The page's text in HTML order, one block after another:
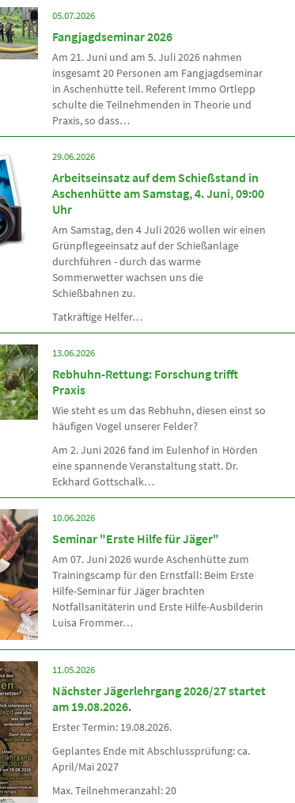
05.07.2026
Fangjagdseminar 2026
Am 21. Juni und am 5. Juli 2026 nahmen
insgesamt 20 Personen am Fangjagdseminar
in Aschenhütte teil. Referent Immo Ortlepp
schulte die Teilnehmenden in Theorie und
Praxis, so dass…
29.06.2026
Arbeitseinsatz auf dem Schießstand in
Aschenhütte am Samstag, 4. Juni, 09:00
Uhr
Am Samstag, den 4 Juli 2026 wollen wir einen
Grünpflegeeinsatz auf der Schießanlage
durchführen - durch das warme
Sommerwetter wachsen uns die
Schießbahnen zu.
Tatkräftige Helfer…
13.06.2026
Rebhuhn-Rettung: Forschung trifft
Praxis
Wie steht es um das Rebhuhn, diesen einst so
häufigen Vogel unserer Felder?
Am 2. Juni 2026 fand im Eulenhof in Hörden
eine spannende Veranstaltung statt. Dr.
Eckhard Gottschalk…
10.06.2026
Seminar "Erste Hilfe für Jäger"
Am 07. Juni 2026 wurde Aschenhütte zum
Trainingscamp für den Ernstfall: Beim Erste
Hilfe-Seminar für Jäger brachten
Notfallsanitäterin und Erste Hilfe-Ausbilderin
Luisa Frommer…
11.05.2026
Nächster Jägerlehrgang 2026/27 startet
am 19.08.2026.
Erster Termin: 19.08.2026.
Geplantes Ende mit Abschlussprüfung: ca.
April/Mai 2027
Max. Teilnehmeranzahl: 20